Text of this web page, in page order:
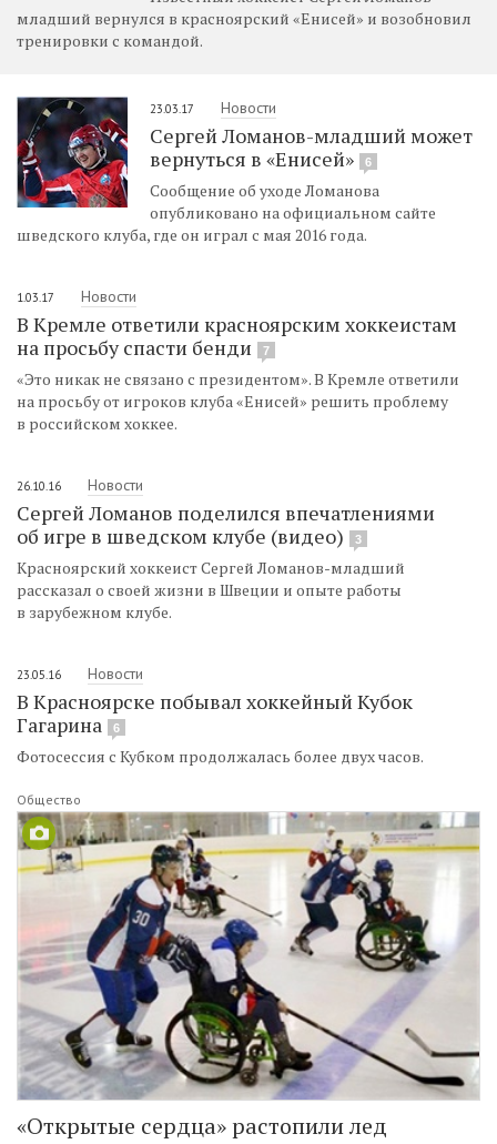
младший вернулся в красноярский «Енисей» и возобновил
тренировки с командой.
23.03.17 Новости
Сергей Ломанов-младший может
вернуться в «Енисей»
6
Сообщение об уходе Ломанова
опубликовано на официальном сайте
шведского клуба, где он играл с мая 2016 года.
1.03.17 Новости
В Кремле ответили красноярским хоккеистам
на просьбу спасти бенди
7
«Это никак не связано с президентом». В Кремле ответили
на просьбу от игроков клуба «Енисей» решить проблему
в российском хоккее.
26.10.16 Новости
Сергей Ломанов поделился впечатлениями
об игре в шведском клубе (видео)
3
Красноярский хоккеист Сергей Ломанов-младший
рассказал о своей жизни в Швеции и опыте работы
в зарубежном клубе.
23.05.16 Новости
В Красноярске побывал хоккейный Кубок
Гагарина
6
Фотосессия с Кубком продолжалась более двух часов.
Общество
«Открытые сердца» растопили лед